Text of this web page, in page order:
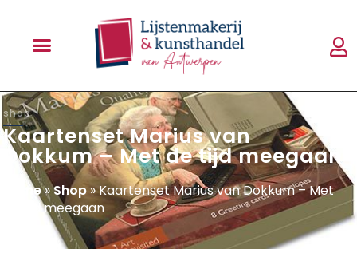
shop
Kaartenset Marius van
Dokkum – Met de tijd meegaan
Home»Shop »Kaartenset Marius van Dokkum – Met
de tijd meegaan